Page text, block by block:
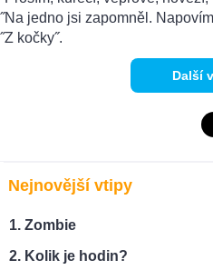
˝Na jedno jsi zapomněl.
˝Z kočky˝.
Další
Nejnovější vtipy
Zombie
Kolik je hodin?